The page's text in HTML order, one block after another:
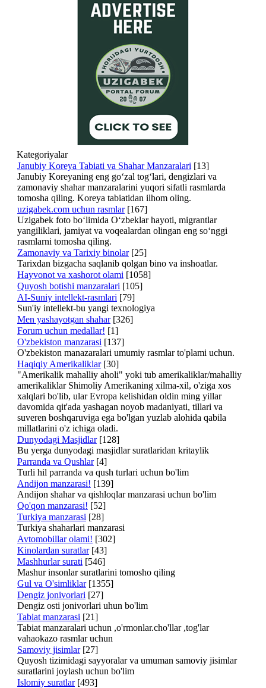
Kategoriyalar
Janubiy Koreya Tabiati va Shahar Manzaralari [13]
Janubiy Koreyaning eng go‘zal tog‘lari, dengizlari va
zamonaviy shahar manzaralarini yuqori sifatli rasmlarda
tomosha qiling. Koreya tabiatidan ilhom oling.
uzigabek.com uchun rasmlar [167]
Uzigabek foto bo‘limida O‘zbeklar hayoti, migrantlar
yangiliklari, jamiyat va voqealardan olingan eng so‘nggi
rasmlarni tomosha qiling.
Zamonaviy va Tarixiy binolar [25]
Tarixdan bizgacha saqlanib qolgan bino va inshoatlar.
Hayvonot va xashorot olami [1058]
Quyosh botishi manzaralari [105]
AI-Suniy intellekt-rasmlari [79]
Sun'iy intellekt-bu yangi texnologiya
Men yashayotgan shahar [326]
Forum uchun medallar! [1]
O'zbekiston manzarasi [137]
O'zbekiston manazaralari umumiy rasmlar to'plami uchun.
Haqiqiy Amerikaliklar [30]
"Amerikalik mahalliy aholi" yoki tub amerikaliklar/mahalliy
amerikaliklar Shimoliy Amerikaning xilma-xil, o'ziga xos
xalqlari bo'lib, ular Evropa kelishidan oldin ming yillar
davomida qit'ada yashagan noyob madaniyati, tillari va
suveren boshqaruviga ega bo'lgan yuzlab alohida qabila
millatlarini o'z ichiga oladi.
Dunyodagi Masjidlar [128]
Bu yerga dunyodagi masjidlar suratlaridan kritaylik
Parranda va Qushlar [4]
Turli hil parranda va qush turlari uchun bo'lim
Andijon manzarasi! [139]
Andijon shahar va qishloqlar manzarasi uchun bo'lim
Qo'qon manzarasi! [52]
Turkiya manzarasi [28]
Turkiya shaharlari manzarasi
Avtomobillar olami! [302]
Kinolardan suratlar [43]
Mashhurlar surati [546]
Mashur insonlar suratlarini tomosho qiling
Gul va O'simliklar [1355]
Dengiz jonivorlari [27]
Dengiz osti jonivorlari uhun bo'lim
Tabiat manzarasi [21]
Tabiat manzaralari uchun ,o'rmonlar.cho'llar ,tog'lar
vahaokazo rasmlar uchun
Samoviy jisimlar [27]
Quyosh tizimidagi sayyoralar va umuman samoviy jisimlar
suratlarini joylash uchun bo'lim
Islomiy suratlar [493]